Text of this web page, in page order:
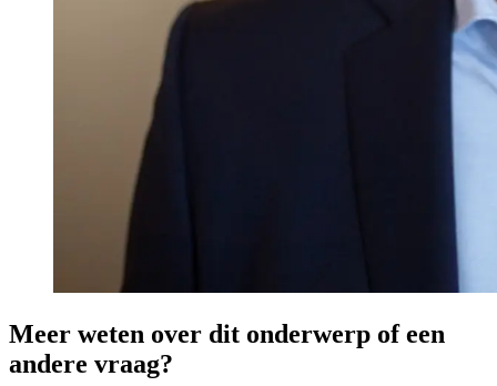
Meer weten over dit onderwerp of een
andere vraag?